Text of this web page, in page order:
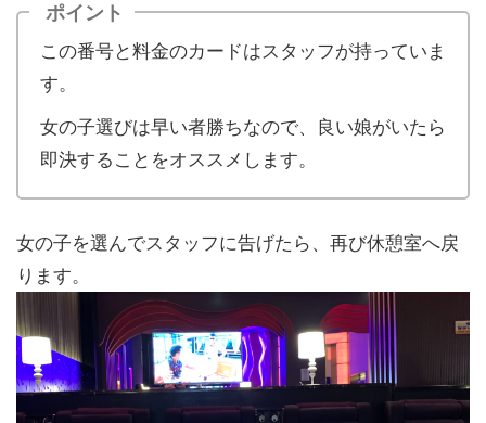
ポイント
この番号と料金のカードはスタッフが持っていま
す。
女の子選びは早い者勝ちなので、良い娘がいたら
即決することをオススメします。
女の子を選んでスタッフに告げたら、再び休憩室へ戻
ります。